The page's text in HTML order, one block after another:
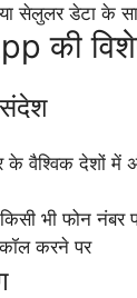
सेलुलर डेटा के
की
वैश्विक देशों में
किसी भी फोन
करने पर